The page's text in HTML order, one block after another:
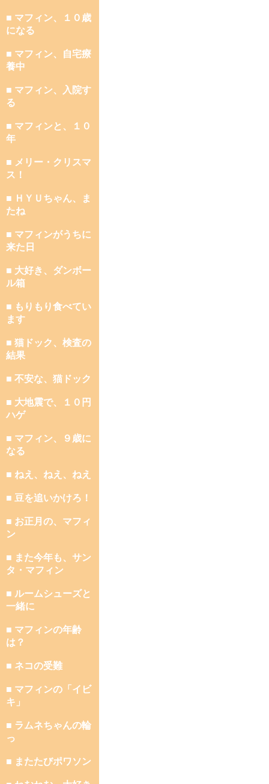
■ マフィン、１０歳
になる
■ マフィン、自宅療
養中
■ マフィン、入院す
る
■ マフィンと、１０
年
■ メリー・クリスマ
ス！
■ ＨＹＵちゃん、ま
たね
■ マフィンがうちに
来た日
■ 大好き、ダンボー
ル箱
■ もりもり食べてい
ます
■ 猫ドック、検査の
結果
■ 不安な、猫ドック
■ 大地震で、１０円
ハゲ
■ マフィン、９歳に
なる
■ ねえ、ねえ、ねえ
■ 豆を追いかけろ！
■ お正月の、マフィ
ン
■ また今年も、サン
タ・マフィン
■ ルームシューズと
一緒に
■ マフィンの年齢
は？
■ ネコの受難
■ マフィンの「イビ
キ」
■ ラムネちゃんの輪
っ
■ またたびポワソン